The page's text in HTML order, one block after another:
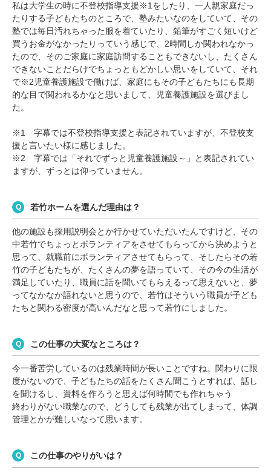
私は大学生の時に不登校指導支援※1をしたり、一人親家庭だっ
たりする子どもたちのところで、塾みたいなのをしていて、その
塾では毎日汚れちゃった服を着ていたり、鉛筆がすごく短いけど
買うお金がなかったりっていう感じで、2時間しか関われなかっ
たので、そのご家庭に家庭訪問することもできないし、たくさん
できないことだらけでちょっともどかしい思いをしていて、それ
で※2児童養護施設で働けば、家庭にもその子どもたちにも長期
的な目で関われるかなと思いまして、児童養護施設を選びまし
た。
※1 字幕では不登校指導支援と表記されていますが、不登校支
援と言いたい様に感じました。
※2 字幕では「それでずっと児童養護施設～」と表記されてい
ますが、ずっとは仰っていません。
若竹ホームを選んだ理由は？
他の施設も採用説明会とか行かせていただいたんですけど、その
中若竹でちょっとボランティアをさせてもらってから決めようと
思って、就職前にボランティアさせてもらって、そしたらその若
竹の子どもたちが、たくさんの夢を語っていて、その今の生活が
満足していたり、職員に話を聞いてもらえるって思えないと、夢
ってなかなか語れないと思うので、若竹はそういう職員が子ども
たちと関わる密度が高いんだなと思って若竹にしました。
この仕事の大変なところは？
今一番苦労しているのは残業時間が長いことですね。関わりに限
度がないので、子どもたちの話をたくさん聞こうとすれば、話し
を聞けるし、資料を作ろうと思えば何時間でも作れちゃう
終わりがない職業なので、どうしても残業が出てしまって、体調
管理とかが難しいなって思います。
この仕事のやりがいは？